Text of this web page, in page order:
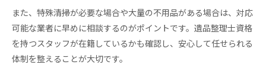
遺品整理費用を抑えるための相談方法
追加料金を防ぐ遺品整理の見積もり対策
費用面で安心できる遺品整理依頼のコツ
また、特殊清掃が必要な場合や大量の不用品がある場合は、対応
可能な業者に早めに相談するのがポイントです。遺品整理士資格
を持つスタッフが在籍しているかも確認し、安心して任せられる
体制を整えることが大切です。